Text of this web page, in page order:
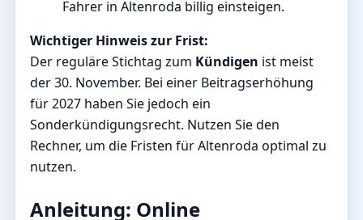
Fahrer in Altenroda billig einsteigen.
Wichtiger Hinweis zur Frist:
Der reguläre Stichtag zum Kündigen ist meist
der 30. November. Bei einer Beitragserhöhung
für 2027 haben Sie jedoch ein
Sonderkündigungsrecht. Nutzen Sie den
Rechner, um die Fristen für Altenroda optimal zu
nutzen.
Anleitung: Online